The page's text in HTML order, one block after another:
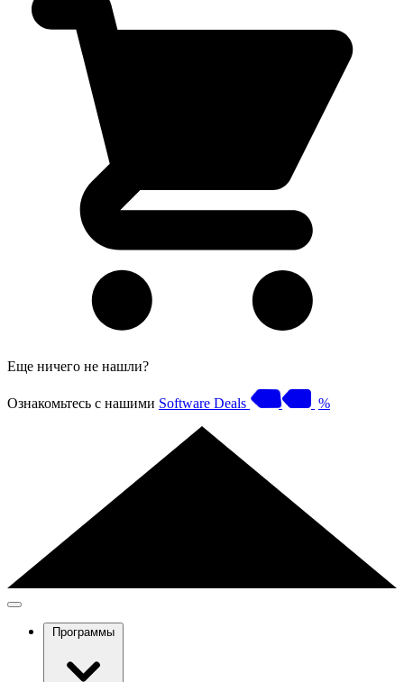
Еще ничего не нашли?
Ознакомьтесь с нашими Software Deals %
Программы